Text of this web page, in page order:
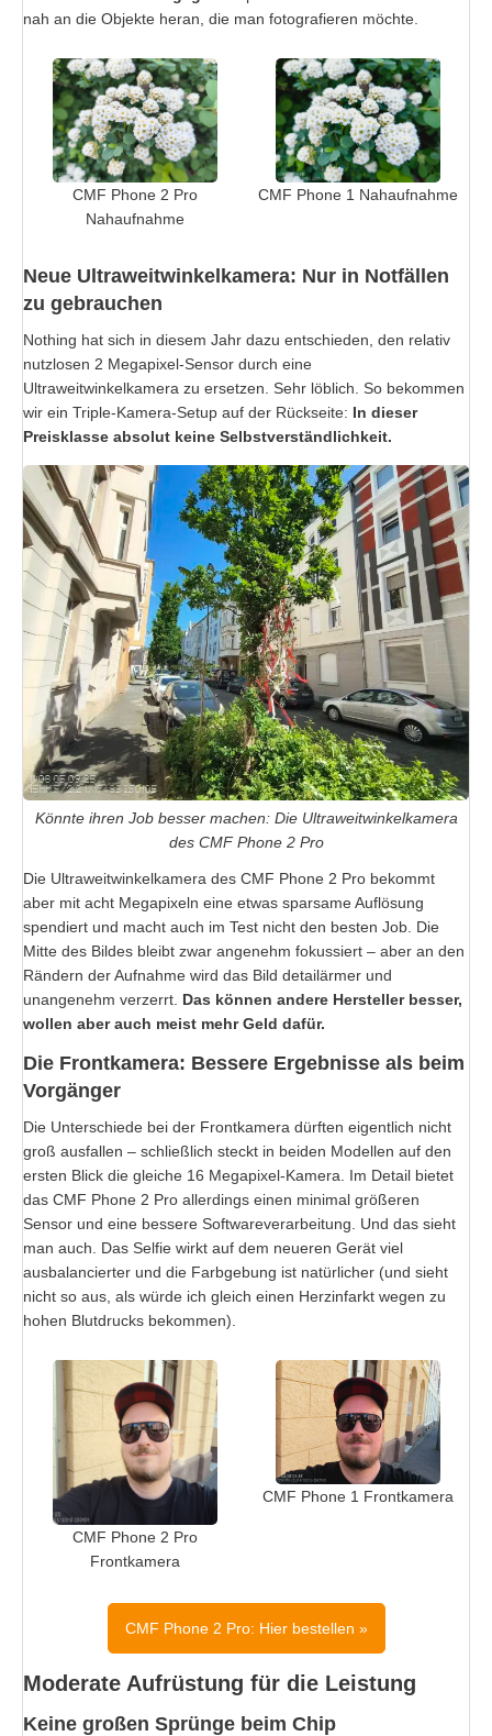
nah an die Objekte heran, die man fotografieren möchte.
CMF Phone 2 Pro
Nahaufnahme
CMF Phone 1 Nahaufnahme
Neue Ultraweitwinkelkamera: Nur in Notfällen
zu gebrauchen
Nothing hat sich in diesem Jahr dazu entschieden, den relativ
nutzlosen 2 Megapixel-Sensor durch eine
Ultraweitwinkelkamera zu ersetzen. Sehr löblich. So bekommen
wir ein Triple-Kamera-Setup auf der Rückseite: In dieser
Preisklasse absolut keine Selbstverständlichkeit.
Könnte ihren Job besser machen: Die Ultraweitwinkelkamera
des CMF Phone 2 Pro
Die Ultraweitwinkelkamera des CMF Phone 2 Pro bekommt
aber mit acht Megapixeln eine etwas sparsame Auflösung
spendiert und macht auch im Test nicht den besten Job. Die
Mitte des Bildes bleibt zwar angenehm fokussiert – aber an den
Rändern der Aufnahme wird das Bild detailärmer und
unangenehm verzerrt. Das können andere Hersteller besser,
wollen aber auch meist mehr Geld dafür.
Die Frontkamera: Bessere Ergebnisse als beim
Vorgänger
Die Unterschiede bei der Frontkamera dürften eigentlich nicht
groß ausfallen – schließlich steckt in beiden Modellen auf den
ersten Blick die gleiche 16 Megapixel-Kamera. Im Detail bietet
das CMF Phone 2 Pro allerdings einen minimal größeren
Sensor und eine bessere Softwareverarbeitung. Und das sieht
man auch. Das Selfie wirkt auf dem neueren Gerät viel
ausbalancierter und die Farbgebung ist natürlicher (und sieht
nicht so aus, als würde ich gleich einen Herzinfarkt wegen zu
hohen Blutdrucks bekommen).
CMF Phone 2 Pro
Frontkamera
CMF Phone 1 Frontkamera
CMF Phone 2 Pro: Hier bestellen »
Moderate Aufrüstung für die Leistung
Keine großen Sprünge beim Chip